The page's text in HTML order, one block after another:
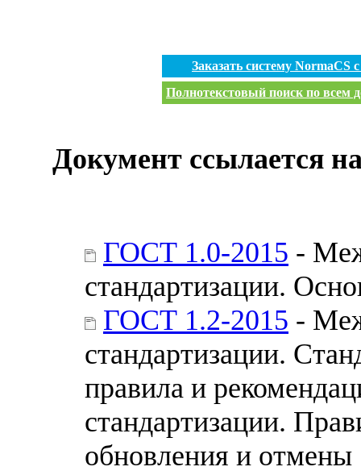
Заказать систему
Полнотекстовый поиск по всем
Документ ссылается
ГОСТ 1.0-2015 -
стандартизации.
ГОСТ 1.2-2015 -
стандартизации.
правила и
стандартизации.
обновления и отмены